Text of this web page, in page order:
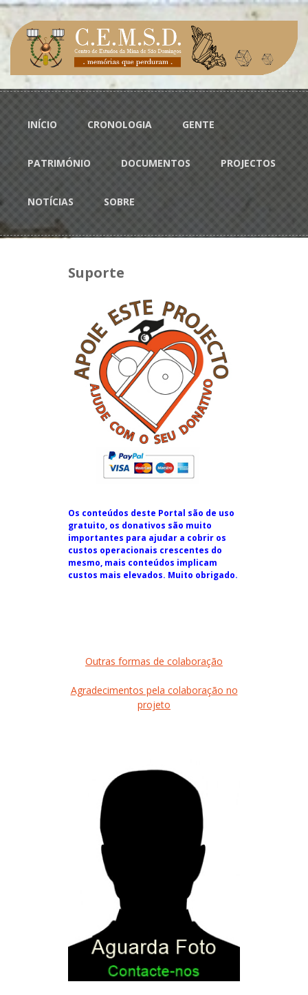
Passar para o conteúdo principal
Menu principal
INÍCIO CRONOLOGIA GENTE
PATRIMÓNIO DOCUMENTOS PROJECTOS
NOTÍCIAS SOBRE
Suporte
Os conteúdos deste Portal são de uso
gratuito, os donativos são muito
importantes para ajudar a cobrir os
custos operacionais crescentes do
mesmo, mais conteúdos implicam
custos mais elevados. Muito obrigado.
Outras formas de colaboração
Agradecimentos pela colaboração no
projeto